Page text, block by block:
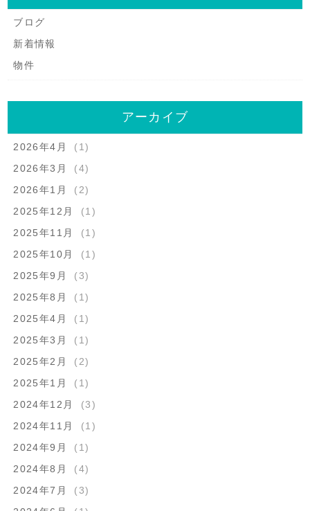
ブログ
新着情報
物件
アーカイブ
2026年4月
(1)
2026年3月
(4)
2026年1月
(2)
2025年12月
(1)
2025年11月
(1)
2025年10月
(1)
2025年9月
(3)
2025年8月
(1)
2025年4月
(1)
2025年3月
(1)
2025年2月
(2)
2025年1月
(1)
2024年12月
(3)
2024年11月
(1)
2024年9月
(1)
2024年8月
(4)
2024年7月
(3)